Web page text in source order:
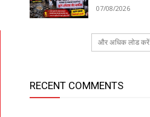
07/08/2026
और अधिक लोड करें
RECENT COMMENTS